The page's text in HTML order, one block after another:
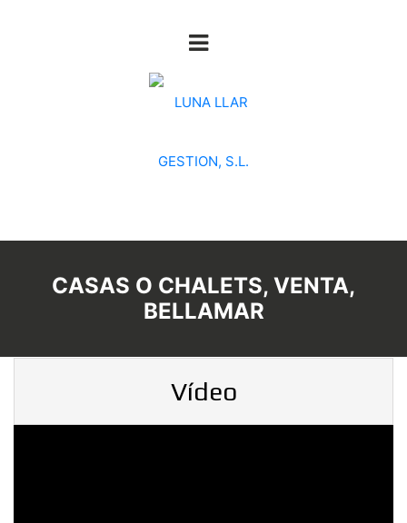
CASAS O CHALETS, VENTA,
BELLAMAR
Vídeo